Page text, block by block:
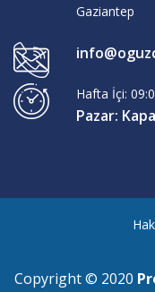
Gaziantep
Hafta İçi:
Pazar:
Copyright © 2020